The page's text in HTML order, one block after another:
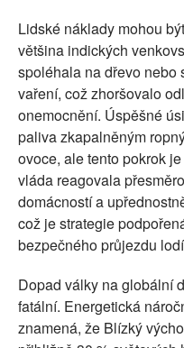
Lidské náklady mohou
většina indických
spoléhala na dřevo nebo
vaření, což zhoršovalo
onemocnění. Úspěšné
paliva zkapalněným
ovoce, ale tento pokrok
vláda reagovala
domácností a
což je strategie
bezpečného průjezdu
Dopad války na globální
fatální. Energetická
znamená, že Blízký